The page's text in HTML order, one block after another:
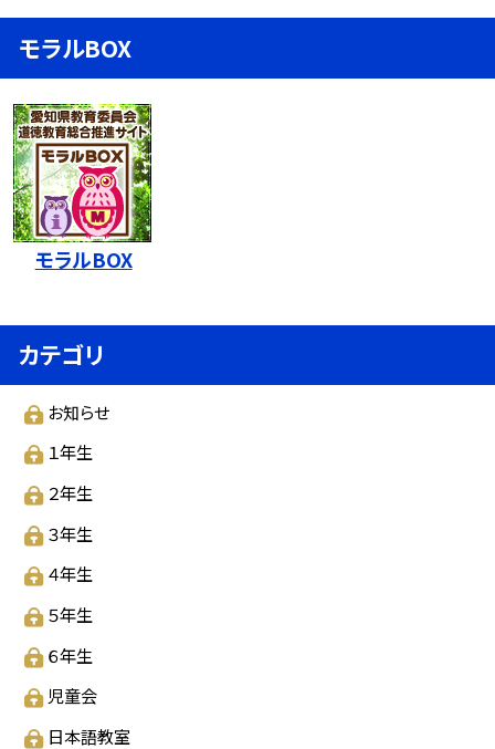
モラルBOX
モラルBOX
カテゴリ
お知らせ
１年生
２年生
３年生
４年生
５年生
６年生
児童会
日本語教室